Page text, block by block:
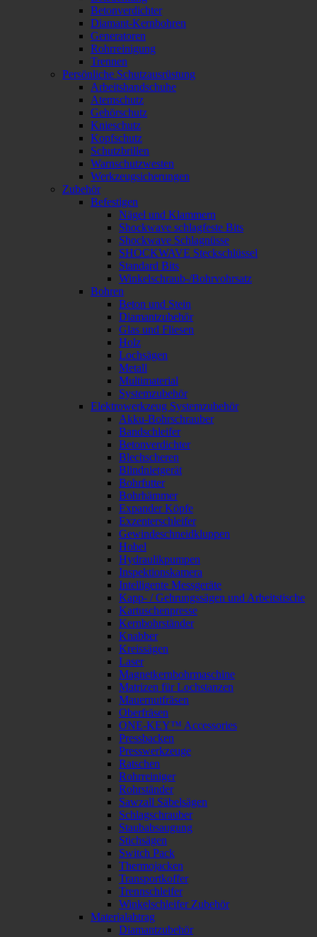
Betonverdichter
Diamant-Kernbohren
Generatoren
Rohrreinigung
Trennen
Persönliche Schutzausrüstung
Arbeitshandschuhe
Atemschutz
Gehörschutz
Knieschutz
Kopfschutz
Schutzbrillen
Warnschutzwesten
Werkzeugsicherungen
Zubehör
Befestigen
Nägel und Klammern
Shockwave schlagfeste Bits
Shockwave Schlagnüsse
SHOCKWAVE Steckschlüssel
Standard Bits
Winkelschraub-/Bohrvohrsatz
Bohren
Beton und Stein
Diamantzubehör
Glas und Fliesen
Holz
Lochsägen
Metall
Multimaterial
Systemzubehör
Elektrowerkzeug Systemzubehör
Akku-Bohrschrauber
Bandschleifer
Betonverdichter
Blechscheren
Blindnietgerät
Bohrfutter
Bohrhämmer
Expander Köpfe
Exzenterschleifer
Gewindeschneidkluppen
Hobel
Hydraulikpumpen
Inspektionskamera
Intelligente Messgeräte
Kapp- / Gehrungssägen und Arbeitstische
Kartuschenpresse
Kernbohrständer
Knabber
Kreissägen
Laser
Magnetkernbohrmaschine
Matrizen für Lochstanzen
Mauernutfräsen
Oberfräsen
ONE-KEY™ Accessories
Pressbacken
Presswerkzeuge
Ratschen
Rohrreiniger
Rohrständer
Sawzall Säbelsägen
Schlagschrauber
Staubabsaugung
Stichsägen
Switch Pack
Thermojacken
Transportkoffer
Trennschleifer
Winkelschleifer Zubehör
Materialabtrag
Diamantzubehör